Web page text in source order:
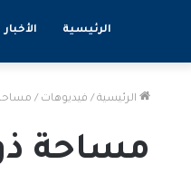
الرئيسية الأخبار
الرئيسية / فيديوهات / مساحة
مساحة